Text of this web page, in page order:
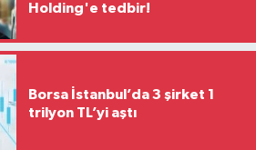
Holding'e tedbir!
Borsa İstanbul’da 3 şirket 1
trilyon TL’yi aştı